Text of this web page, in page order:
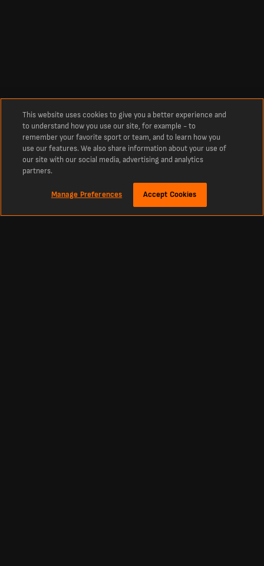
This website uses cookies to give you a better experience and
to understand how you use our site, for example - to
remember your favorite sport or team, and to learn how you
use our features. We also share information about your use of
our site with our social media, advertising and analytics
partners.
Manage Preferences Accept Cookies